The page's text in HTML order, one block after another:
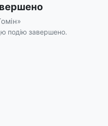
подію завершено.